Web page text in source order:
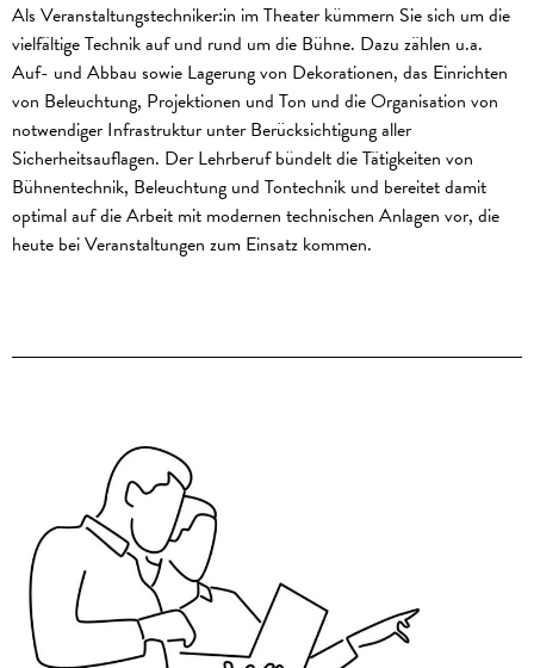
Als Veranstaltungstechniker:in im Theater kümmern Sie sich um die
vielfältige Technik auf und rund um die Bühne. Dazu zählen u.a.
Auf- und Abbau sowie Lagerung von Dekorationen, das Einrichten
von Beleuchtung, Projektionen und Ton und die Organisation von
notwendiger Infrastruktur unter Berücksichtigung aller
Sicherheitsauflagen. Der Lehrberuf bündelt die Tätigkeiten von
Bühnentechnik, Beleuchtung und Tontechnik und bereitet damit
optimal auf die Arbeit mit modernen technischen Anlagen vor, die
heute bei Veranstaltungen zum Einsatz kommen.